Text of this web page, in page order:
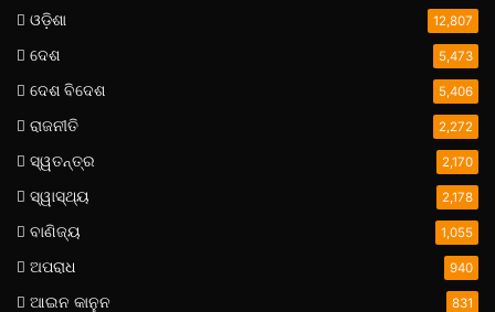
ଓଡ଼ିଶା 12,807
ଦେଶ 5,473
ଦେଶ ବିଦେଶ 5,406
ରାଜନୀତି 2,272
ସ୍ୱତନ୍ତ୍ର 2,170
ସ୍ୱାସ୍ଥ୍ୟ 2,178
ବାଣିଜ୍ୟ 1,055
ଅପରାଧ 940
ଆଇନ କାନୁନ 831